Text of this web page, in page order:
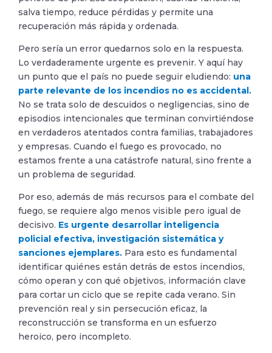
salva tiempo, reduce pérdidas y permite una
recuperación más rápida y ordenada.
Pero sería un error quedarnos solo en la respuesta.
Lo verdaderamente urgente es prevenir. Y aquí hay
un punto que el país no puede seguir eludiendo: una
parte relevante de los incendios no es accidental.
No se trata solo de descuidos o negligencias, sino de
episodios intencionales que terminan convirtiéndose
en verdaderos atentados contra familias, trabajadores
y empresas. Cuando el fuego es provocado, no
estamos frente a una catástrofe natural, sino frente a
un problema de seguridad.
Por eso, además de más recursos para el combate del
fuego, se requiere algo menos visible pero igual de
decisivo. Es urgente desarrollar inteligencia
policial efectiva, investigación sistemática y
sanciones ejemplares. Para esto es fundamental
identificar quiénes están detrás de estos incendios,
cómo operan y con qué objetivos, información clave
para cortar un ciclo que se repite cada verano. Sin
prevención real y sin persecución eficaz, la
reconstrucción se transforma en un esfuerzo
heroico, pero incompleto.